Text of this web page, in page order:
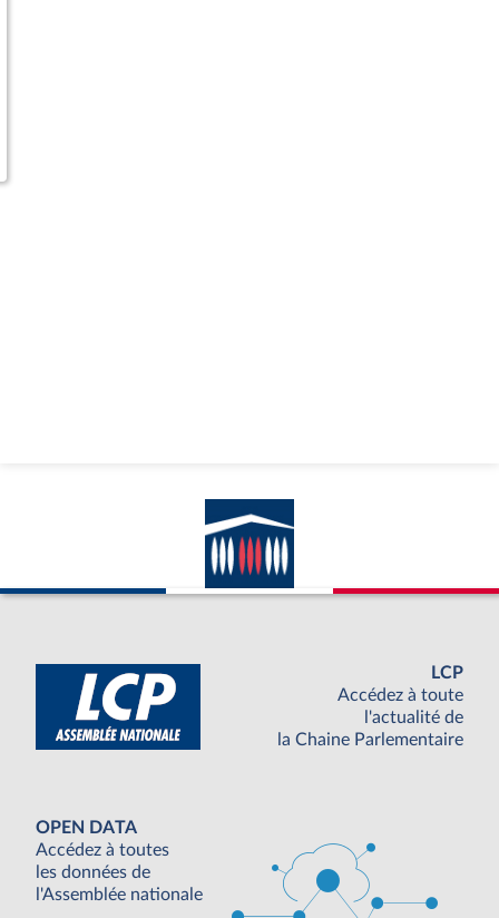
LCP
Accédez à toute
l'actualité de
la Chaine Parlementaire
OPEN DATA
Accédez à toutes
les données de
l'Assemblée nationale